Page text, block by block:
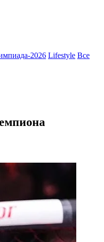
2026 Lifestyle Все